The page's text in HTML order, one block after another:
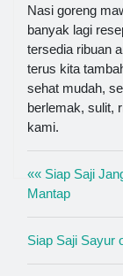
Nasi goreng
banyak lagi
tersedia ribuan
terus kita
sehat mudah,
berlemak, sulit,
kami.
«« Siap Saji
Mantap
Siap Saji Sayur